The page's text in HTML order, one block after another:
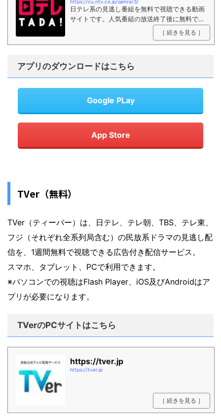
https://cu.ntv.co.jp/genre/3/
日テレ系の見逃し番組を無料で視聴できる動画
サイトです。人気番組の放送終了後に無料で視
［ 続きを見る ］
アプリのダウンロードはこちら
Google PLay
App Store
TVer（無料）
TVer（ティーバー）は、日テレ、テレ朝、TBS、テレ東、
フジ（それぞれ全系列局含む）の民放系ドラマの見逃し配
信を、1週間無料で視聴できる広告付き配信サービス。
スマホ、タブレット、PCで利用できます。
※パソコンでの視聴はFlash Player、iOS及びAndroidはア
プリが必要になります。
TVerのPCサイトはこちら
https://tver.jp
https://tver.jp
［ 続きを見る ］